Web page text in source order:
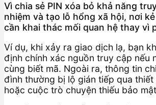
Vì chia sẻ PIN xóa bỏ khả năng
nhiệm và tạo lỗ hổng xã hội, nơi
cần khai thác mối quan hệ thay vì
Ví dụ, khi xảy ra giao dịch lạ, bạn
định chính xác nguồn truy cập nếu
cùng biết mã. Ngoài ra, thông tin
đình thường bị lộ gián tiếp qua
hoặc cuộc trò chuyện thiếu bảo